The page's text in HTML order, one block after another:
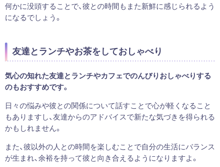
何かに没頭することで、彼との時間もまた新鮮に感じられるよう
になるでしょう。
友達とランチやお茶をしておしゃべり
気心の知れた友達とランチやカフェでのんびりおしゃべりする
のもおすすめです。
日々の悩みや彼との関係について話すことで心が軽くなること
もありますし、友達からのアドバイスで新たな気づきを得られる
かもしれません。
また、彼以外の人との時間を楽しむことで自分の生活にバランス
が生まれ、余裕を持って彼と向き合えるようになりますよ。